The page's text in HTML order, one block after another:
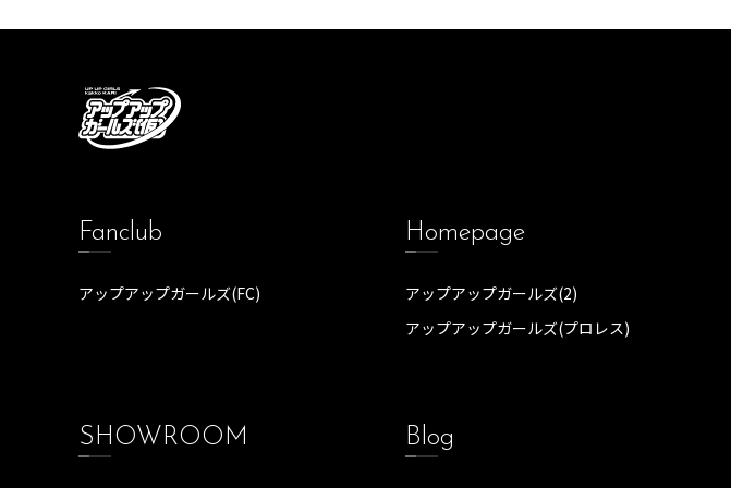
Fanclub
アップアップガールズ(FC)
Homepage
アップアップガールズ(2)
アップアップガールズ(プロレス)
SHOWROOM Blog